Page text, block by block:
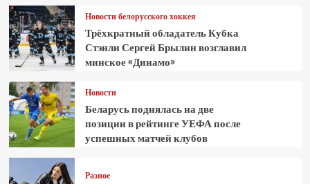
Новости белорусского хоккея
Трёхкратный обладатель Кубка
Стэнли Сергей Брылин возглавил
минское «Динамо»
Новости
Беларусь поднялась на две
позиции в рейтинге УЕФА после
успешных матчей клубов
Разное